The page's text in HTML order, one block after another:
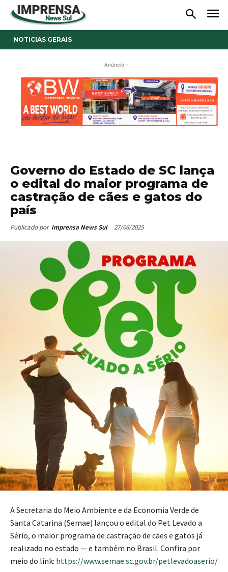
NOTICIAS GERAIS
- Anúncio -
Governo do Estado de SC lança
o edital do maior programa de
castração de cães e gatos do
país
Publicado por Imprensa News Sul 27/06/2025
A Secretaria do Meio Ambiente e da Economia Verde de
Santa Catarina (Semae) lançou o edital do Pet Levado a
Sério, o maior programa de castração de cães e gatos já
realizado no estado — e também no Brasil. Confira por
meio do link: https://www.semae.sc.gov.br/petlevadoaserio/